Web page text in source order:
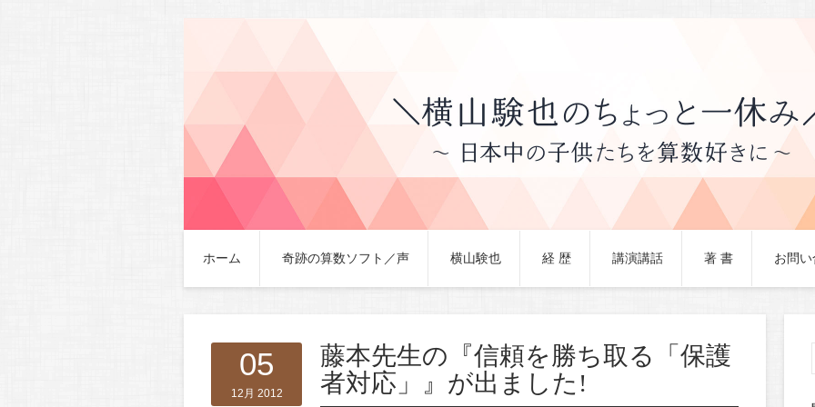
ホーム 奇跡の算数ソフト／声 横山験也 経 歴 講演講話 著 書 お問
05
12月 2012
藤本先生の『信頼を勝ち取る「保護
者対応」』が出ました!